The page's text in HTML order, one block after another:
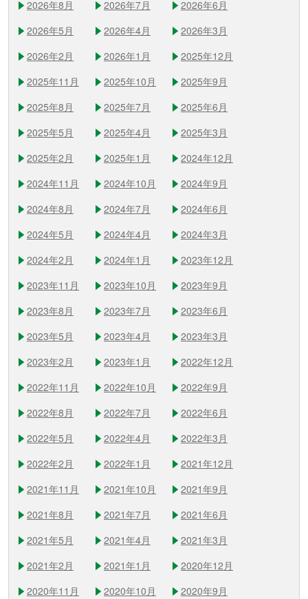
2026年8月 2026年7月
2026年6月
2026年5月
2026年4月
2026年3月
2026年2月
2026年1月
2025年12月
2025年11月
2025年10月
2025年9月
2025年8月
2025年7月
2025年6月
2025年5月
2025年4月
2025年3月
2025年2月
2025年1月
2024年12月
2024年11月
2024年10月
2024年9月
2024年8月
2024年7月
2024年6月
2024年5月
2024年4月
2024年3月
2024年2月
2024年1月
2023年12月
2023年11月
2023年10月
2023年9月
2023年8月
2023年7月
2023年6月
2023年5月
2023年4月
2023年3月
2023年2月
2023年1月
2022年12月
2022年11月
2022年10月
2022年9月
2022年8月
2022年7月
2022年6月
2022年5月
2022年4月
2022年3月
2022年2月
2022年1月
2021年12月
2021年11月
2021年10月
2021年9月
2021年8月
2021年7月
2021年6月
2021年5月
2021年4月
2021年3月
2021年2月
2021年1月
2020年12月
2020年11月
2020年10月
2020年9月